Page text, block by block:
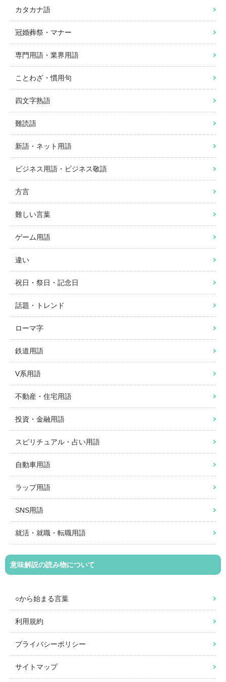
カタカナ語
冠婚葬祭・マナー
専門用語・業界用語
ことわざ・慣用句
四文字熟語
難読語
新語・ネット用語
ビジネス用語・ビジネス敬語
方言
難しい言葉
ゲーム用語
違い
祝日・祭日・記念日
話題・トレンド
ローマ字
鉄道用語
V系用語
不動産・住宅用語
投資・金融用語
スピリチュアル・占い用語
自動車用語
ラップ用語
SNS用語
就活・就職・転職用語
意味解説の読み物について
○から始まる言葉
利用規約
プライバシーポリシー
サイトマップ